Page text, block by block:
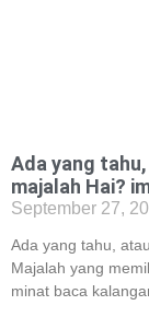
Ada yang
majalah Hai?
September 27,
Ada yang tahu,
Majalah yang
minat baca